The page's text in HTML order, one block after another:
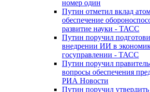
номер один
Путин отметил вклад
обеспечение
развитие науки - ТАСС
Путин поручил
внедрении ИИ в
госуправлении - ТАСС
Путин поручил
вопросы обеспечения
РИА Новости
Путин поручил